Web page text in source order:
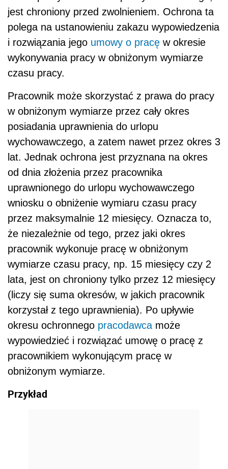
jest chroniony przed zwolnieniem. Ochrona ta
polega na ustanowieniu zakazu wypowiedzenia
i rozwiązania jego umowy o pracę w okresie
wykonywania pracy w obniżonym wymiarze
czasu pracy.
Pracownik może skorzystać z prawa do pracy
w obniżonym wymiarze przez cały okres
posiadania uprawnienia do urlopu
wychowawczego, a zatem nawet przez okres 3
lat. Jednak ochrona jest przyznana na okres
od dnia złożenia przez pracownika
uprawnionego do urlopu wychowawczego
wniosku o obniżenie wymiaru czasu pracy
przez maksymalnie 12 miesięcy. Oznacza to,
że niezależnie od tego, przez jaki okres
pracownik wykonuje pracę w obniżonym
wymiarze czasu pracy, np. 15 miesięcy czy 2
lata, jest on chroniony tylko przez 12 miesięcy
(liczy się suma okresów, w jakich pracownik
korzystał z tego uprawnienia). Po upływie
okresu ochronnego pracodawca może
wypowiedzieć i rozwiązać umowę o pracę z
pracownikiem wykonującym pracę w
obniżonym wymiarze.
Przykład